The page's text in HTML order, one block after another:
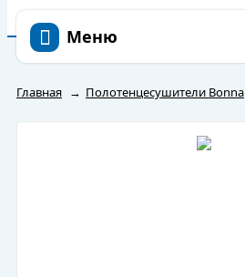
Меню
Главная → Полотенцесушители Bonna